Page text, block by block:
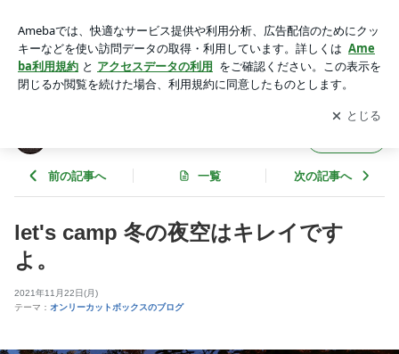
ンリーカットボックス
アプリをダウンロードして ブログの更新通知
を受け取りまし
ょう。
開く
前の記事へ 一覧 次の記事へ
let's camp 冬の夜空はキレイです
よ。
2021年11月22日(月)
テーマ： オンリーカットボックスのブログ